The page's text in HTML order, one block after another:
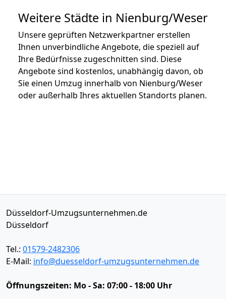
Weitere Städte in Nienburg/Weser
Unsere geprüften Netzwerkpartner erstellen
Ihnen unverbindliche Angebote, die speziell auf
Ihre Bedürfnisse zugeschnitten sind. Diese
Angebote sind kostenlos, unabhängig davon, ob
Sie einen Umzug innerhalb von Nienburg/Weser
oder außerhalb Ihres aktuellen Standorts planen.
Düsseldorf-Umzugsunternehmen.de
Düsseldorf
Tel.: 01579-2482306
E-Mail: info@duesseldorf-umzugsunternehmen.de
Öffnungszeiten: Mo - Sa: 07:00 - 18:00 Uhr